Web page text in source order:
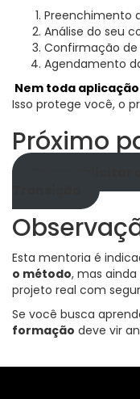
Preenchimento
Análise do seu
Confirmação
Agendamento
Nem toda
Isso protege você, o
Próximo
Esta mentoria é
o método, mas
projeto real com
Se você busca
formação deve vir